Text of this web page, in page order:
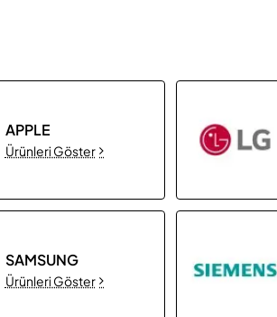
APPLE
Ürünleri Göster
SAMSUNG
Ürünleri Göster